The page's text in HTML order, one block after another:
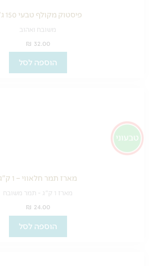
פיסטוק מקולף טבעי 150 ג"ר
משובח ואהוב
₪ 32.00
הוספה לסל
מארז תמר חלאווי – 1 ק"ג
מארז 1 ק"ג - תמר משובח
₪ 24.00
הוספה לסל